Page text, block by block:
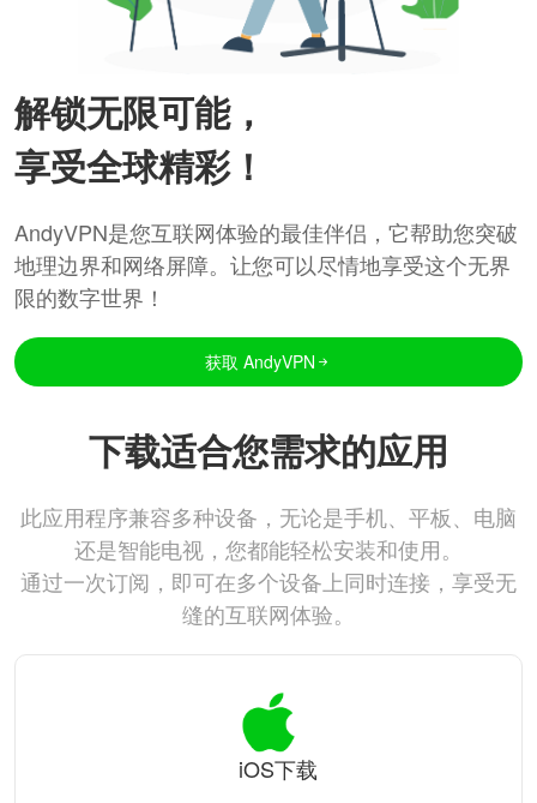
解锁无限可能，
享受全球精彩！
AndyVPN是您互联网体验的最佳伴侣，它帮助您突破
地理边界和网络屏障。让您可以尽情地享受这个无界
限的数字世界！
获取 AndyVPN
下载适合您需求的应用
此应用程序兼容多种设备，无论是手机、平板、电脑
还是智能电视，您都能轻松安装和使用。
通过一次订阅，即可在多个设备上同时连接，享受无
缝的互联网体验。
iOS下载